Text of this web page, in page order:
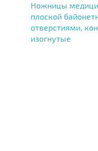
Ножницы
плоской
отверстиями,
изогнутые